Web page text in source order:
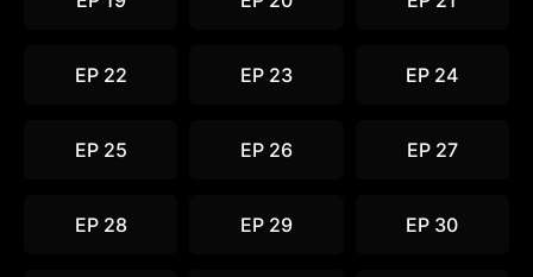
EP 22 EP 23 EP 24
EP 25 EP 26 EP 27
EP 28 EP 29 EP 30